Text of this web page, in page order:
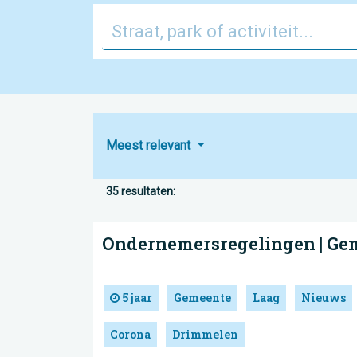
Meest relevant
35 resultaten:
Ondernemersregelingen |
5 jaar Gemeente Laag Nieuws
Corona Drimmelen